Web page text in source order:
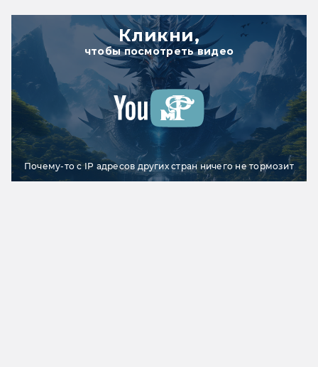
Кликни,
чтобы посмотреть видео
Почему-то с IP адресов других стран ничего не тормозит